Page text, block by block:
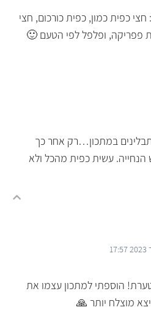
כפית כמון, כפית כורכום, חצי
פפריקה, ופלפל לפי הטעם 🙂
במתכון…רק אחר כך
הנחייה. עשית כפית מהכל ולא
הוספתי למתכון עצמו את
מוצלח יותר 🙏